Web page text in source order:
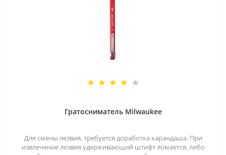
Гратосниматель Milwaukee
Для смены лезвия, требуется доработка карандаша. При
извлечение лезвия удерживающий штифт ломается, либо